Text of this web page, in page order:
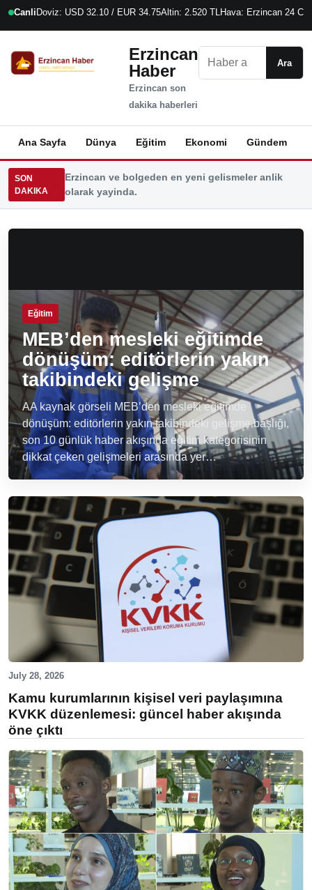
Canli Doviz: USD 32.10 / EUR 34.75Altin: 2.520 TLHava: Erzincan 24 C
Erzincan
Haber
Erzincan son
dakika haberleri
Ara
Ana Sayfa Dünya Eğitim Ekonomi Gündem
SON
DAKIKA
Erzincan ve bolgeden en yeni gelismeler anlik
olarak yayinda.
Eğitim
MEB’den mesleki eğitimde
dönüşüm: editörlerin yakın
takibindeki gelişme
AA kaynak görseli MEB’den mesleki eğitimde
dönüşüm: editörlerin yakın takibindeki gelişme başlığı,
son 10 günlük haber akışında eğitim kategorisinin
dikkat çeken gelişmeleri arasında yer…
July 28, 2026
Kamu kurumlarının kişisel veri paylaşımına
KVKK düzenlemesi: güncel haber akışında
öne çıktı